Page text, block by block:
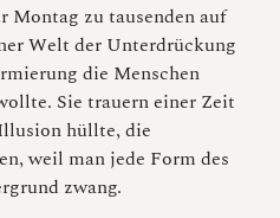
Montag zu tausenden auf
Welt der Unterdrückung
die Menschen
Sie trauern einer Zeit
hüllte, die
weil man jede Form des
zwang.